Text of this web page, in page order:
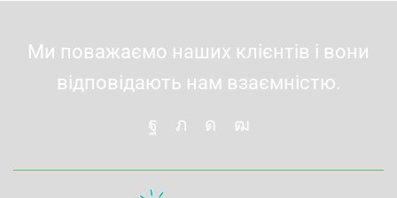
Ми поважаємо наших клієнтів і вони
відповідають нам взаємністю.